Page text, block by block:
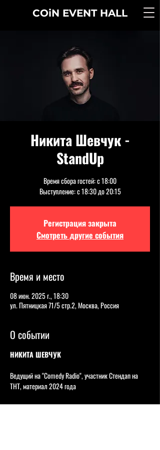
COiN EVENT HALL
Никита Шевчук -
StandUp
Время сбора гостей: с 18:00
Выступление: с 18:30 до 20:15
Регистрация закрыта
Смотреть другие события
Время и место
08 июн. 2025 г., 18:30
ул. Пятницкая 71/5 стр.2, Москва, Россия
О событии
НИКИТА ШЕВЧУК
Ведущий на "Comedy Radio", участник Стендап на
ТНТ, материал 2024 года
Никита цепляет своей откровенностью, он без